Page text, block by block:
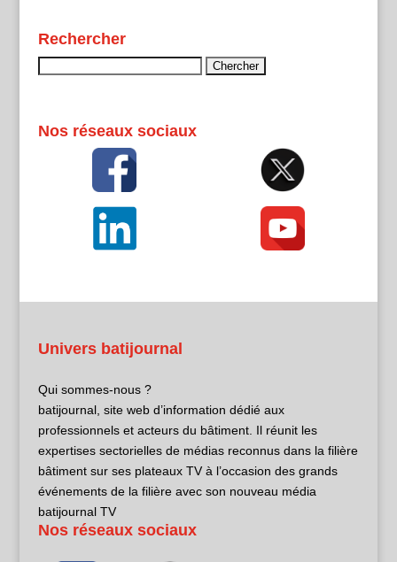
Rechercher
Nos réseaux sociaux
Univers batijournal
Qui sommes-nous ?
batijournal, site web d’information dédié aux
professionnels et acteurs du bâtiment. Il réunit les
expertises sectorielles de médias reconnus dans la filière
bâtiment sur ses plateaux TV à l’occasion des grands
événements de la filière avec son nouveau média
batijournal TV
Nos réseaux sociaux